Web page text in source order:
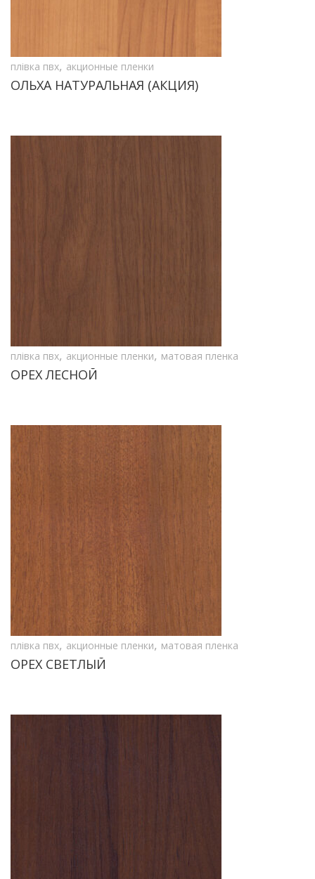
плівка пвх, акционные пленки
ОЛЬХА НАТУРАЛЬНАЯ (АКЦИЯ)
плівка пвх, акционные пленки, матовая пленка
ОРЕХ ЛЕСНОЙ
плівка пвх, акционные пленки, матовая пленка
ОРЕХ СВЕТЛЫЙ